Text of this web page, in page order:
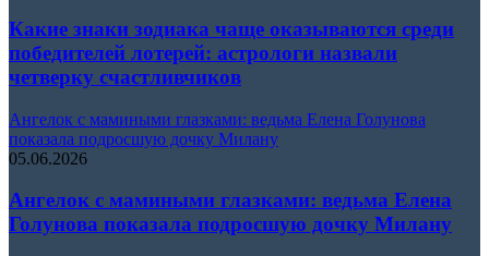
Какие знаки зодиака чаще оказываются среди
победителей лотерей: астрологи назвали
четверку счастливчиков
Ангелок с мамиными глазками: ведьма Елена Голунова
показала подросшую дочку Милану
05.06.2026
Ангелок с мамиными глазками: ведьма Елена
Голунова показала подросшую дочку Милану